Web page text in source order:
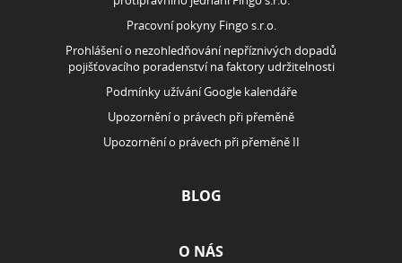
Pracovní pokyny Fingo s.r.o.
Prohlášení o nezohledňování nepříznivých dopadů
pojišťovacího poradenství na faktory udržitelnosti
Podmínky užívání Google kalendáře
Upozornění o právech při přeměně
Upozornění o právech při přeměně II
BLOG
O NÁS